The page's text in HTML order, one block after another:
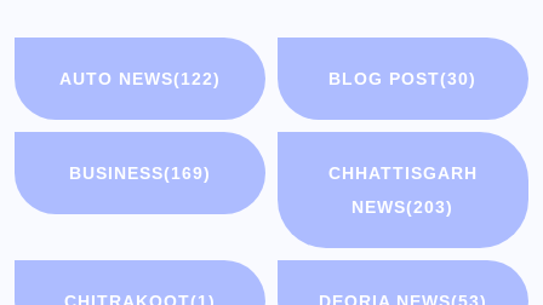
AUTO NEWS(122) BLOG POST(30)
BUSINESS(169)
CHHATTISGARH
NEWS(203)